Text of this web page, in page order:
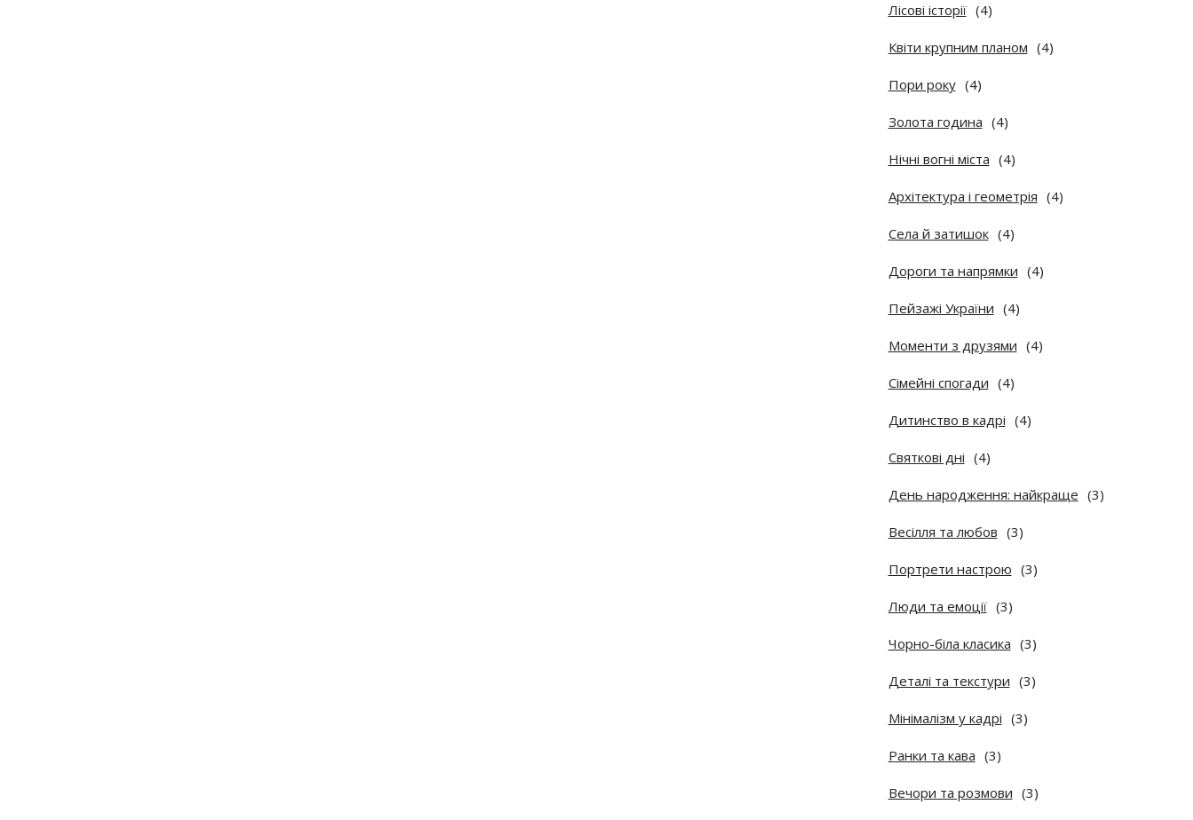
Лісові історії (4)
Квіти крупним планом (4)
Пори року (4)
Золота година (4)
Нічні вогні міста (4)
Архітектура і геометрія (4)
Села й затишок (4)
Дороги та напрямки (4)
Пейзажі України (4)
Моменти з друзями (4)
Сімейні спогади (4)
Дитинство в кадрі (4)
Святкові дні (4)
День народження: найкраще (3)
Весілля та любов (3)
Портрети настрою (3)
Люди та емоції (3)
Чорно-біла класика (3)
Деталі та текстури (3)
Мінімалізм у кадрі (3)
Ранки та кава (3)
Вечори та розмови (3)